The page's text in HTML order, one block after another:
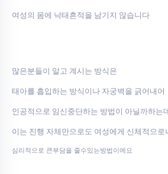
여성의 몸에 낙태흔적을 남기지 않습니다
많은분들이 알고 계시는 방식은
태아를 흡입하는 방식이나 자궁벽을 긁어내어
인공적으로 임신중단하는 방법이 아닐까하는
이는 진행 자체만으로도 여성에게 신체적으로
심리적으로 큰부담을 줄수있는방법이에요